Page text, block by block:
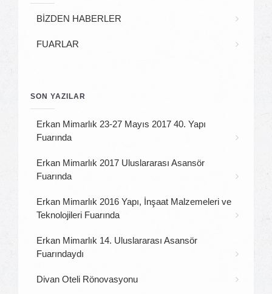
Navigasyonu
BİZDEN HABERLER
FUARLAR
SON YAZILAR
Erkan Mimarlık 23-27 Mayıs 2017 40. Yapı
Fuarında
Erkan Mimarlık 2017 Uluslararası Asansör
Fuarında
Erkan Mimarlık 2016 Yapı, İnşaat Malzemeleri ve
Teknolojileri Fuarında
Erkan Mimarlık 14. Uluslararası Asansör
Fuarındaydı
Divan Oteli Rönovasyonu